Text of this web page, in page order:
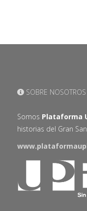
SOBRE NOSOTROS
Somos Plataforma
historias del Gran